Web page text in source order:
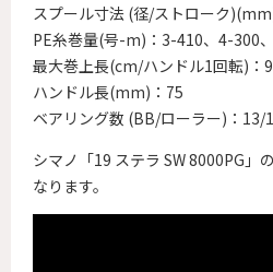
スプール寸法 (径/ストローク
PE糸巻量(号-m)：3-410、4-300
最大巻上長(cm/ハンドル1回転)：
ハンドル長(mm)：75
ベアリング数 (BB/ローラー)：13/1
シマノ「19 ステラ SW 8000PG」
なります。